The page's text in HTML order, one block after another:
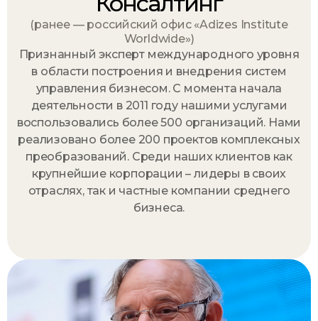
(ранее — российский офис «Adizes Institute
Worldwide»)
Признанный эксперт международного уровня
в области построения и внедрения систем
управления бизнесом. С момента начала
деятельности в 2011 году нашими услугами
воспользовались более 500 организаций. Нами
реализовано более 200 проектов комплексных
преобразований. Среди наших клиентов как
крупнейшие корпорации – лидеры в своих
отраслях, так и частные компании среднего
бизнеса.